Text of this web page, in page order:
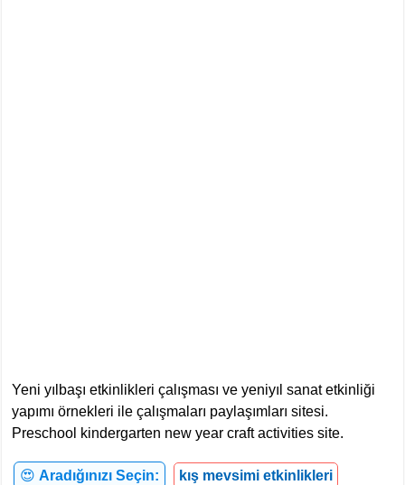
Yeni yılbaşı etkinlikleri çalışması ve yeniyıl sanat etkinliği
yapımı örnekleri ile çalışmaları paylaşımları sitesi.
Preschool kindergarten new year craft activities site.
😍 Aradığınızı Seçin: kış mevsimi etkinlikleri